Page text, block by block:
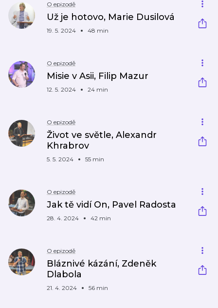
O epizodě
Už je hotovo, Marie Dusilová
19. 5. 2024 48 min
O epizodě
Misie v Asii, Filip Mazur
12. 5. 2024 24 min
O epizodě
Život ve světle, Alexandr
Khrabrov
5. 5. 2024 55 min
O epizodě
Jak tě vidí On, Pavel Radosta
28. 4. 2024 42 min
O epizodě
Bláznivé kázání, Zdeněk
Dlabola
21. 4. 2024 56 min